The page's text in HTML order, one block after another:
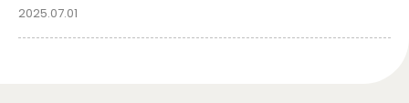
2025.07.01